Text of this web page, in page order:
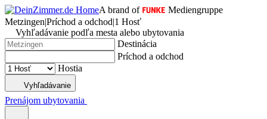
A brand of
Mediengruppe
Metzingen|Príchod a odchod|1 Hosť
Vyhľadávanie podľa mesta alebo ubytovania
Destinácia
Príchod a odchod
Hostia
Vyhľadávanie
Prenájom ubytovania